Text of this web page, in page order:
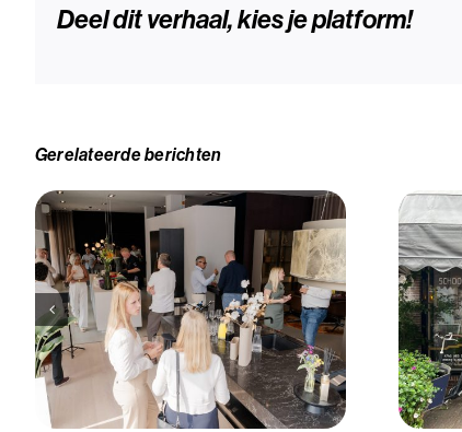
Deel dit verhaal, kies je platform!
Gerelateerde berichten
Euroline Logistiek: de
betrouwbare logistieke
partner voor keuken
opslag en levering voor
Schooneman Keukens